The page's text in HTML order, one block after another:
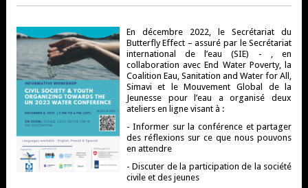
En décembre 2022, le Secrétariat du
Butterfly Effect – assuré par le Secrétariat
international de l’eau (SIE) - , en
collaboration avec End Water Poverty, la
Coalition Eau, Sanitation and Water for All,
Simavi et le Mouvement Global de la
Jeunesse pour l’eau a organisé deux
ateliers en ligne visant à :
- Informer sur la conférence et partager
des réflexions sur ce que nous pouvons
en attendre
- Discuter de la participation de la société
civile et des jeunes